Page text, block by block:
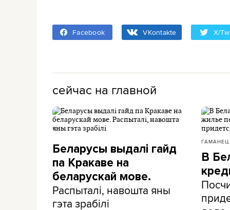
Facebook VKontakte X/
сейчас на главной
Беларусы выдалі гайд
па Кракаве на
беларускай мове.
Распыталі, навошта яны
гэта зрабілі
ГАМАНЕЦ
В